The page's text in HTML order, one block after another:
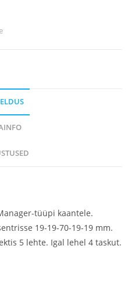
tüüpi kaantele.
19-19-70-19-19 mm.
5 lehte. Igal lehel 4 taskut.